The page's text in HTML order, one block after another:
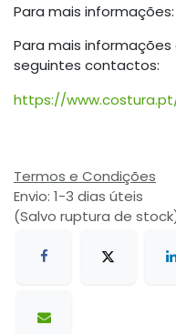
Para mais informações:
Para mais
seguintes contactos:
https://
Termos e Condições
Envio: 1-3 dias úteis
(Salvo ruptura de